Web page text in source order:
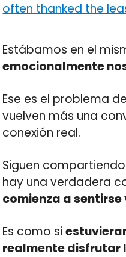
often thanked the
Estábamos en el
emocionalmente
Ese es el problema
vuelven más una
conexión real.
Siguen
hay una verdadera
comienza a
Es como si
realmente disfrutar